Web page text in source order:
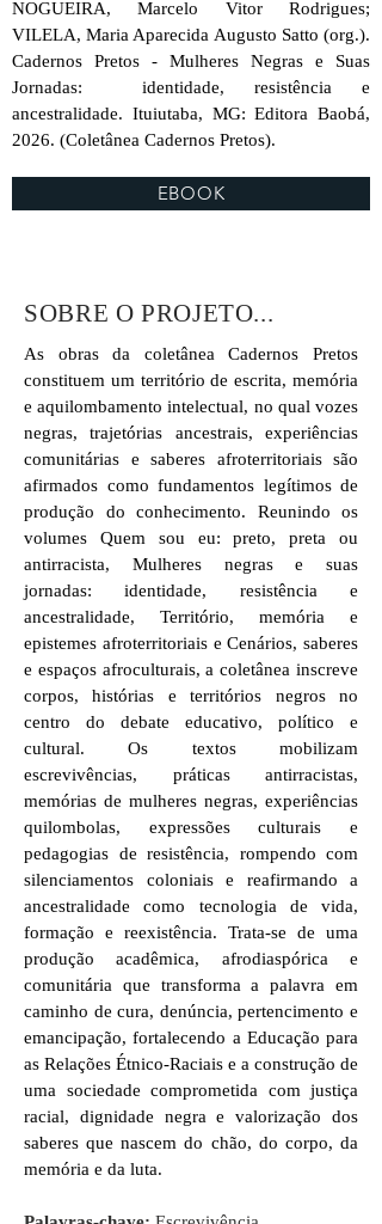
NOGUEIRA, Marcelo Vitor Rodrigues;
VILELA, Maria Aparecida Augusto Satto (org.).
Cadernos Pretos - Mulheres Negras e Suas
Jornadas: identidade, resistência e
ancestralidade. Ituiutaba, MG: Editora Baobá,
2026. (Coletânea Cadernos Pretos).
EBOOK
SOBRE O PROJETO...
As obras da coletânea Cadernos Pretos
constituem um território de escrita, memória
e aquilombamento intelectual, no qual vozes
negras, trajetórias ancestrais, experiências
comunitárias e saberes afroterritoriais são
afirmados como fundamentos legítimos de
produção do conhecimento. Reunindo os
volumes Quem sou eu: preto, preta ou
antirracista, Mulheres negras e suas
jornadas: identidade, resistência e
ancestralidade, Território, memória e
epistemes afroterritoriais e Cenários, saberes
e espaços afroculturais, a coletânea inscreve
corpos, histórias e territórios negros no
centro do debate educativo, político e
cultural. Os textos mobilizam
escrevivências, práticas antirracistas,
memórias de mulheres negras, experiências
quilombolas, expressões culturais e
pedagogias de resistência, rompendo com
silenciamentos coloniais e reafirmando a
ancestralidade como tecnologia de vida,
formação e reexistência. Trata-se de uma
produção acadêmica, afrodiaspórica e
comunitária que transforma a palavra em
caminho de cura, denúncia, pertencimento e
emancipação, fortalecendo a Educação para
as Relações Étnico-Raciais e a construção de
uma sociedade comprometida com justiça
racial, dignidade negra e valorização dos
saberes que nascem do chão, do corpo, da
memória e da luta.